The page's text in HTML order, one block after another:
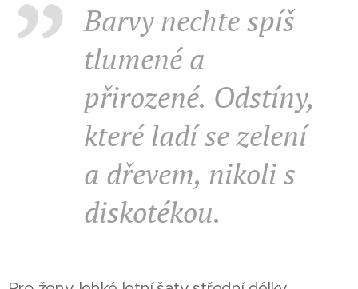
Barvy nechte spíš
tlumené a
přirozené. Odstíny,
které ladí se zelení
a dřevem, nikoli s
diskotékou.